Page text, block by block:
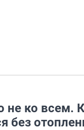
не ко всем.
без